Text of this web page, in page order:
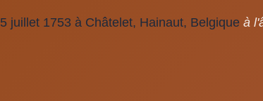
juillet 1753 à Châtelet, Hainaut, Belgique à